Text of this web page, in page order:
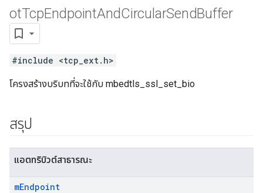
otTcpEndpointAndCircularSendBuffer
#include <tcp_ext.h>
โครงสร้างบริบทที่จะใช้กับ mbedtls_ssl_set_bio
สรุป
แอตทริบิวต์สาธารณะ
mEndpoint